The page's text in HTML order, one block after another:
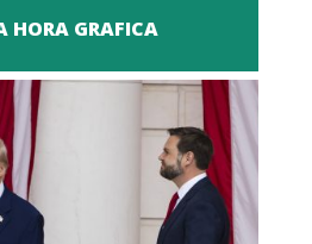
HORA GRAFICA